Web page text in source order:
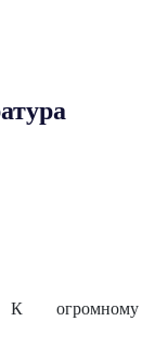
К огромному